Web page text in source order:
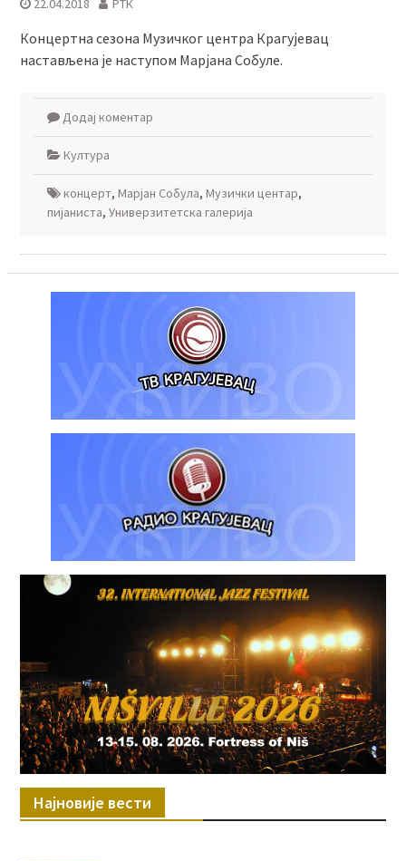
22.04.2018 РТК
Концертна сезона Музичког центра Крагујевац
настављена је наступом Марјана Собуле.
Додај коментар
Култура
концерт, Марјан Собула, Музички центар,
пијаниста, Универзитетска галерија
Најновије вести